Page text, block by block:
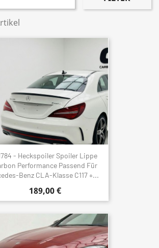
- Heckspoiler Spoiler Lippe
Performance Passend Für
Benz CLA-Klasse C117 +...
189,00 €